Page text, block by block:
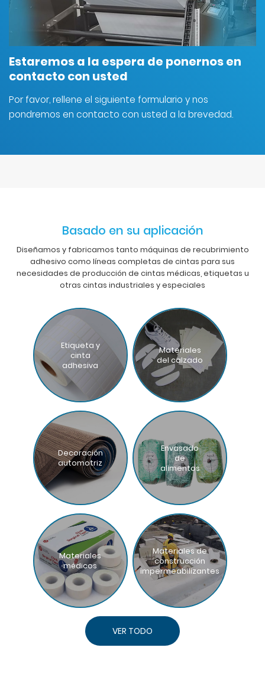
Estaremos a la espera de ponernos en
contacto con usted
Por favor, rellene el siguiente formulario y nos
pondremos en contacto con usted a la brevedad.
Basado en su aplicación
Diseñamos y fabricamos tanto máquinas de recubrimiento
adhesivo como líneas completas de cintas para sus
necesidades de producción de cintas médicas, etiquetas u
otras cintas industriales y especiales
Etiqueta y
cinta
adhesiva
Materiales
del calzado
Decoración
automotriz
Envasado
de
alimentos
Materiales
médicos
Materiales de
construcción
impermeabilizantes
VER TODO